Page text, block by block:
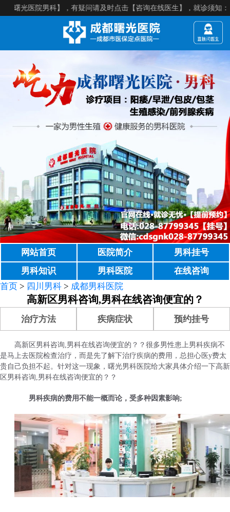
光医院男科】，有疑问请及时点击【咨询在线医生】，就诊须知：【
网站首页 医院简介
男科挂号
男科知识
男科医院
在线咨询
首页 > 四川男科 > 成都男科医院
高新区男科咨询,男科在线咨询便宜的？
治疗方法 疾病症状 预约挂号
高新区男科咨询,男科在线咨询便宜的？？很多男性患上男科疾病不
是马上去医院检查治疗，而是先了解下治疗疾病的费用，总担心医y费太
贵自己负担不起。针对这一现象，曙光男科医院给大家具体介绍一下高新
区男科咨询,男科在线咨询便宜的？？
男科疾病的费用不能一概而论，受多种因素影响;